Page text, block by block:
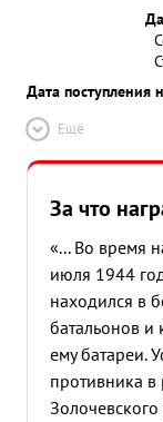
Дата поступления
Ещё
За что
«... Во время
июля 1944
находился в
батальонов и
ему батареи.
противника